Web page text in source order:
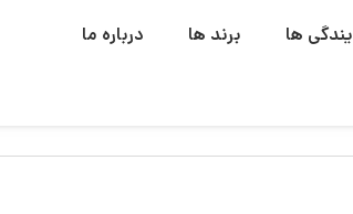
ها برند ها
درباره ما